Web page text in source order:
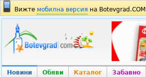
Вижте мобилна версия на Botevgrad.COM
Новини Обяви Каталог Забавно